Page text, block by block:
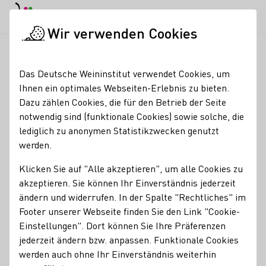
Hofausschank im
Weingut Künstler
28.08.26 - 30.08.26
Gesellige Gemütlichkeit, elegant und rustikal zugleich,
unser Hofausschank bei uns in Hochheim im Weingut! Von
April bis September immer Freitag bis Sonntag geöffnet.
Verweilen Sie im wunderschönen Hof des Weingutes. Von
der Weinschorle bis zum Grossen Gewächs ist für jeden
Geschmack etwas dabei.
Wir verwenden Cookies
Das Deutsche Weininstitut verwendet Cookies, um
Ihnen ein optimales Webseiten-Erlebnis zu bieten.
Dazu zählen Cookies, die für den Betrieb der Seite
notwendig sind (funktionale Cookies) sowie solche, die
lediglich zu anonymen Statistikzwecken genutzt
werden.
Klicken Sie auf "Alle akzeptieren", um alle Cookies zu
akzeptieren. Sie können Ihr Einverständnis jederzeit
ändern und widerrufen. In der Spalte "Rechtliches" im
Footer unserer Webseite finden Sie den Link "Cookie-
Einstellungen". Dort können Sie Ihre Präferenzen
jederzeit ändern bzw. anpassen. Funktionale Cookies
werden auch ohne Ihr Einverständnis weiterhin